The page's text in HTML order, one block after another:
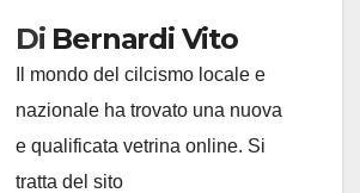
Di Bernardi Vito
Il mondo del cilcismo locale e
nazionale ha trovato una nuova
e qualificata vetrina online. Si
tratta del sito